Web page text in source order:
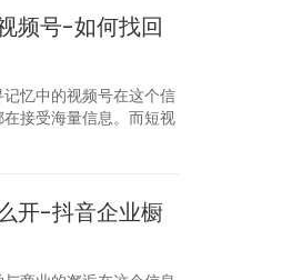
频号-如何找回
忆中的视频号在这个信
接受海量信息。而短视
开-抖音企业橱